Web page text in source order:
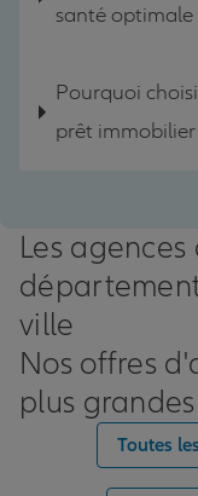
santé optimale
Pourquoi
prêt immobilier
Les agences
ville
Nos offres
plus
Toutes